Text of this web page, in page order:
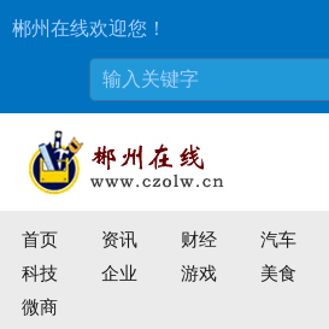
郴州在线欢迎您！
首页 资讯 财经 汽车
科技
企业 游戏 美食
微商